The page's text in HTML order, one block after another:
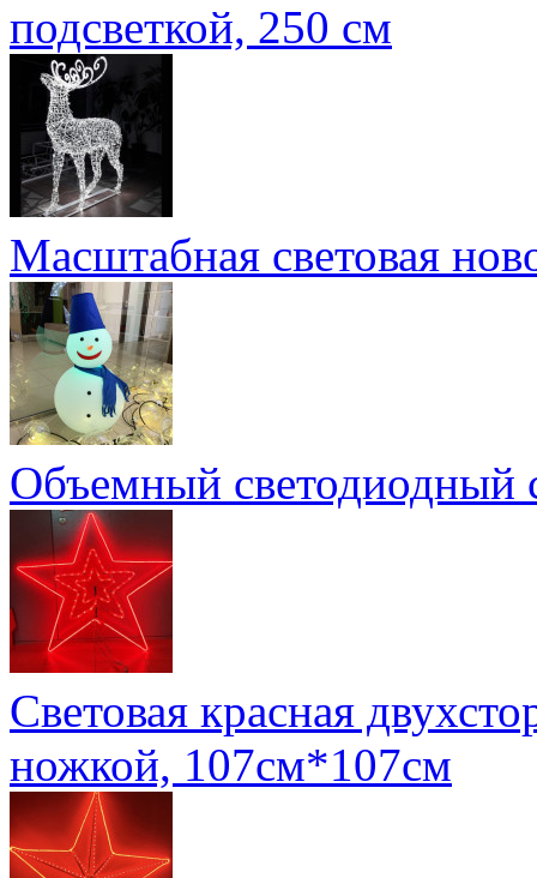
подсветкой, 250 см
Масштабная световая
Объемный светодиодный
Световая красная
ножкой, 107см*107см